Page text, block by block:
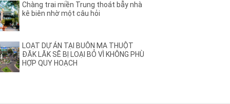
– HĐơk(26) BUÔN ĐÔN(46)
Nao(3)
(4)
(20) Buôn KBu(3)
Đung (1) Buôn Komleo(4)
(18) BUÔN MAP – EA PÔK
Chàng trai miền Trung thoát bẫy nhà
kê biên nhờ một câu hỏi
LOẠT DỰ ÁN TẠI BUÔN MA THUỘT
ĐĂK LĂK SẼ BỊ LOẠI BỎ VÌ KHÔNG PHÙ
HỢP QUY HOẠCH